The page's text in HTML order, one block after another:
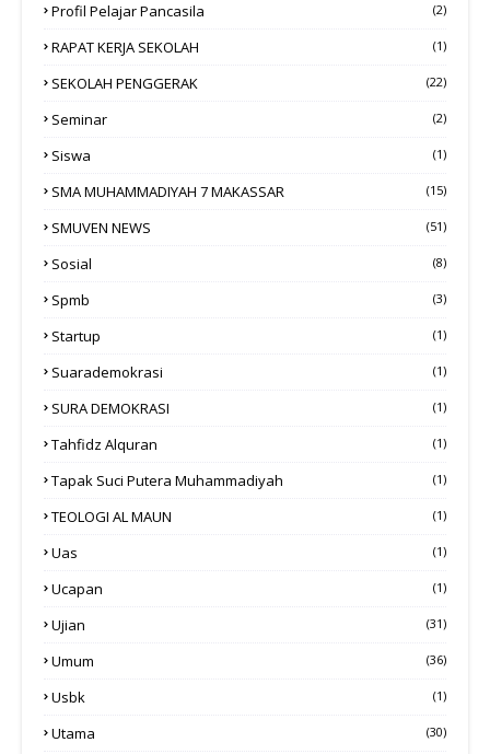
Profil Pelajar Pancasila (2)
RAPAT KERJA SEKOLAH (1)
SEKOLAH PENGGERAK (22)
Seminar (2)
Siswa (1)
SMA MUHAMMADIYAH 7 MAKASSAR (15)
SMUVEN NEWS (51)
Sosial (8)
Spmb (3)
Startup (1)
Suarademokrasi (1)
SURA DEMOKRASI (1)
Tahfidz Alquran (1)
Tapak Suci Putera Muhammadiyah (1)
TEOLOGI AL MAUN (1)
Uas (1)
Ucapan (1)
Ujian (31)
Umum (36)
Usbk (1)
Utama (30)